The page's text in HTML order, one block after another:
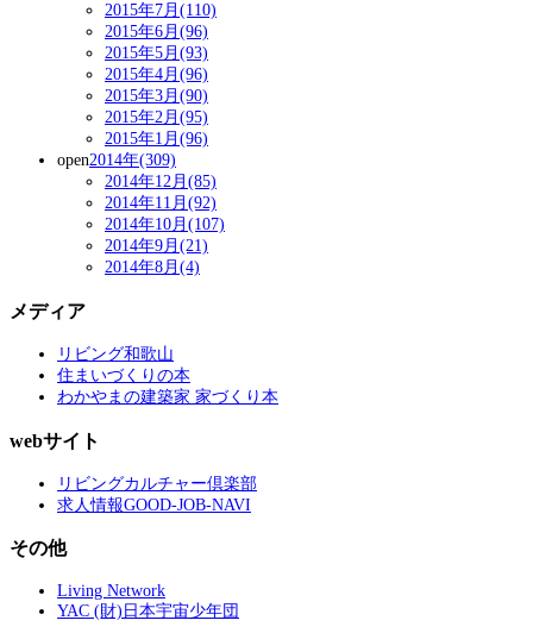
2015年7月(110)
2015年6月(96)
2015年5月(93)
2015年4月(96)
2015年3月(90)
2015年2月(95)
2015年1月(96)
open2014年(309)
2014年12月(85)
2014年11月(92)
2014年10月(107)
2014年9月(21)
2014年8月(4)
メディア
リビング和歌山
住まいづくりの本
わかやまの建築家 家づくり本
webサイト
リビングカルチャー倶楽部
求人情報GOOD-JOB-NAVI
その他
Living Network
YAC (財)日本宇宙少年団